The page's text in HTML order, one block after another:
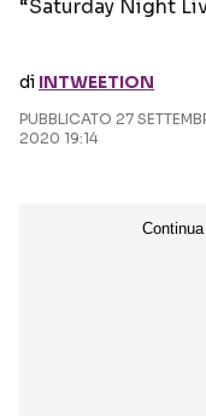
“Saturday Night
di INTWEETION
PUBBLICATO 27
2020 19:14